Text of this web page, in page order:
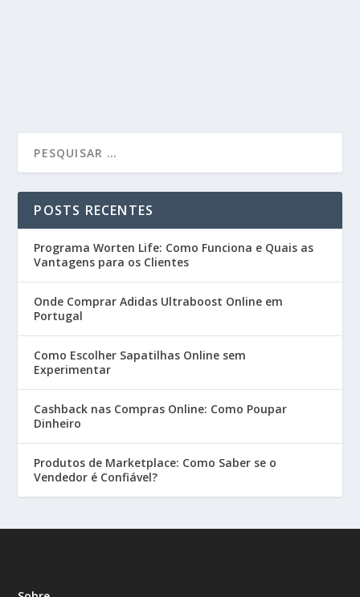
POSTS RECENTES
Programa Worten Life: Como Funciona e Quais as
Vantagens para os Clientes
Onde Comprar Adidas Ultraboost Online em
Portugal
Como Escolher Sapatilhas Online sem
Experimentar
Cashback nas Compras Online: Como Poupar
Dinheiro
Produtos de Marketplace: Como Saber se o
Vendedor é Confiável?